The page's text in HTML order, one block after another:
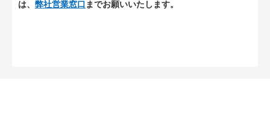
は、 弊社営業窓口 までお願いいたします。